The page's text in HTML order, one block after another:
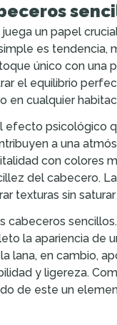
un papel
es tendencia,
único con una
el equilibrio
en cualquier
efecto psicológico
a una
con colores
del cabecero.
texturas sin
cabeceros
la apariencia de
lana, en cambio,
y ligereza.
de este un